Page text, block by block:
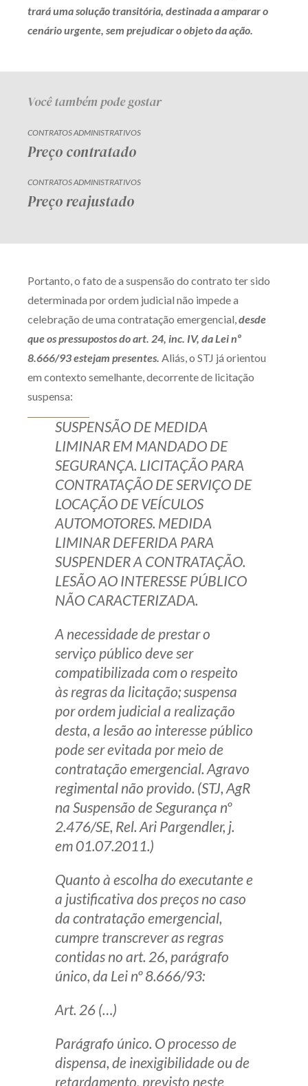
trará uma solução transitória, destinada a amparar o
cenário urgente, sem prejudicar o objeto da ação.
Você também pode gostar
CONTRATOS ADMINISTRATIVOS
Preço contratado
CONTRATOS ADMINISTRATIVOS
Preço reajustado
Portanto, o fato de a suspensão do contrato ter sido
determinada por ordem judicial não impede a
celebração de uma contratação emergencial,desde
que os pressupostos do art. 24, inc. IV, da Lei nº
8.666/93 estejam presentes. Aliás, o STJ já orientou
em contexto semelhante, decorrente de licitação
suspensa:
SUSPENSÃO DE MEDIDA
LIMINAR EM MANDADO DE
SEGURANÇA. LICITAÇÃO PARA
CONTRATAÇÃO DE SERVIÇO DE
LOCAÇÃO DE VEÍCULOS
AUTOMOTORES. MEDIDA
LIMINAR DEFERIDA PARA
SUSPENDER A CONTRATAÇÃO.
LESÃO AO INTERESSE PÚBLICO
NÃO CARACTERIZADA.
A necessidade de prestar o
serviço público deve ser
compatibilizada com o respeito
às regras da licitação; suspensa
por ordem judicial a realização
desta, a lesão ao interesse público
pode ser evitada por meio de
contratação emergencial. Agravo
regimental não provido. (STJ, AgR
na Suspensão de Segurança nº
2.476/SE, Rel. Ari Pargendler, j.
em 01.07.2011.)
Quanto à escolha do executante e
a justificativa dos preços no caso
da contratação emergencial,
cumpre transcrever as regras
contidas no art. 26, parágrafo
único, da Lei nº 8.666/93:
Art. 26 (…)
Parágrafo único. O processo de
dispensa, de inexigibilidade ou de
retardamento, previsto neste